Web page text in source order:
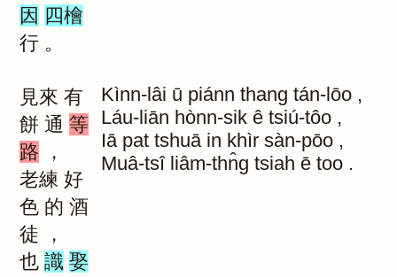
因 四檜
行 。
見來 有
餅 通 等
路
，
老練 好
色 的 酒
徒
，
也 識 娶
Kìnn-lâi ū piánn thang tán-lōo ,
Láu-liān hònn-sik ê tsiú-tôo ,
Iā pat tshuā in khìr sàn-pōo ,
Muâ-tsî liâm-thn̂g tsiah ē too .